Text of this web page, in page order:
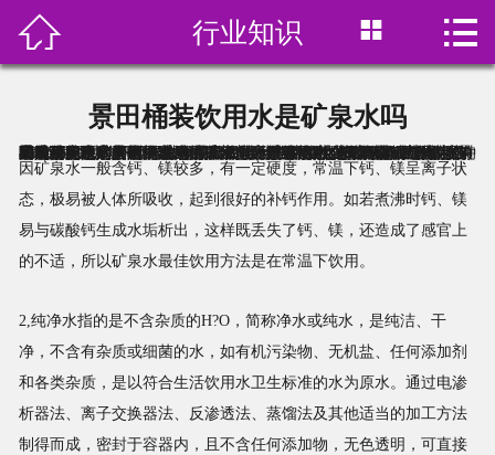
 首页
产品展示
订水价格
水中贵族
在线预订
新闻资讯
 行业知识  
景田桶装饮用水是矿泉水吗
景田公司生产的景田系列桶装水分为矿泉水,纯净水等两种,首先两种桶装水的包装不一样,这个很容易让人分别,在包装LOGO上会标明景田矿泉水还是景田纯净水,景田公司生产桶装水的时候是严密监控的环境下完成的,不可能出现混乱,矿泉水与纯净水是口感难以分辨出来,必须经过检测才可以分别出来,当你在购买之前应该向工作人员询问清楚你所购买的桶装水是矿泉水还是纯净水,这样一来你就知道购买是哪一种水.下面跟大家简单的说一说矿泉水与纯净水.
1,矿泉水是从地下深处自然涌出的或者是经人工揭露的、未受污染的地下矿水；含有一定量的矿物盐、微量元素或二氧化碳气体；在通常情况下，其化学成分、流量、水温等动态在天然波动范围内的相对稳定。矿泉水是在地层深部循环形成的，含有国家标准规定的矿物质及限定指标。饮用矿泉水时应以不加热、冷饮或稍加温为宜，不能煮沸饮用。
因矿泉水一般含钙、镁较多，有一定硬度，常温下钙、镁呈离子状
态，极易被人体所吸收，起到很好的补钙作用。如若煮沸时钙、镁
易与碳酸钙生成水垢析出，这样既丢失了钙、镁，还造成了感官上
的不适，所以矿泉水最佳饮用方法是在常温下饮用。
2,纯净水指的是不含杂质的H?O，简称净水或纯水，是纯洁、干
净，不含有杂质或细菌的水，如有机污染物、无机盐、任何添加剂
和各类杂质，是以符合生活饮用水卫生标准的水为原水。通过电渗
析器法、离子交换器法、反渗透法、蒸馏法及其他适当的加工方法
制得而成，密封于容器内，且不含任何添加物，无色透明，可直接